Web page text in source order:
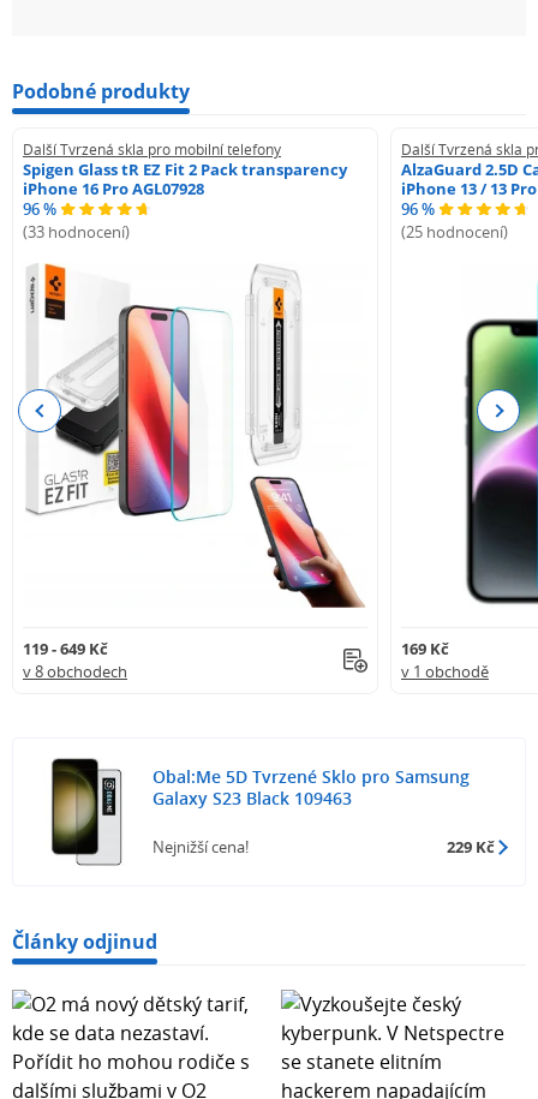
Podobné produkty
Další Tvrzená skla pro mobilní telefony
Spigen Glass tR EZ Fit 2 Pack transparency
iPhone 16 Pro AGL07928
96 %
(33 hodnocení)
119 - 649 Kč
v 8 obchodech
Další Tvrzená skla
AlzaGuard 2.5D
iPhone 13 / 13 Pro
96 %
(25 hodnocení)
169 Kč
v 1 obchodě
Previous Next
Obal:Me 5D Tvrzené Sklo pro Samsung
Galaxy S23 Black 109463
Nejnižší cena! 229 Kč
Články odjinud